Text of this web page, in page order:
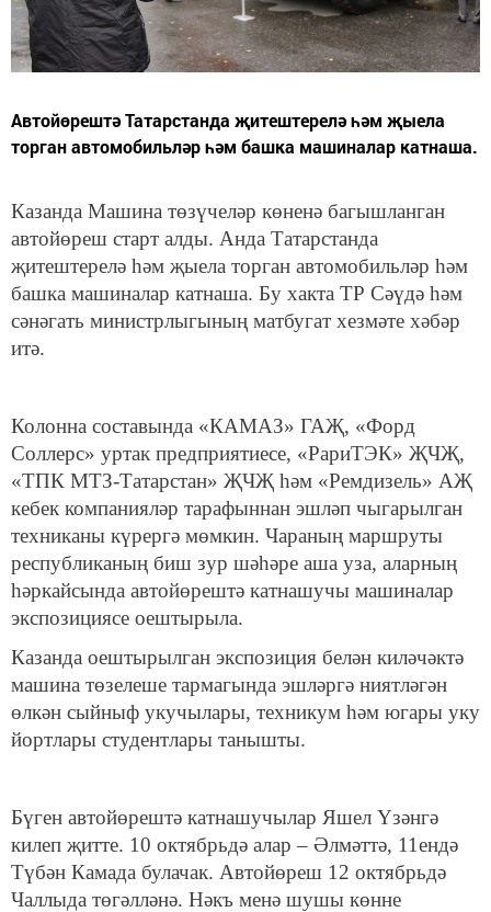
Автойөрештә Татарстанда җитештерелә һәм җыела
торган автомобильләр һәм башка машиналар катнаша.
Казанда Машина төзүчеләр көненә багышланган
автойөреш старт алды. Анда Татарстанда
җитештерелә һәм җыела торган автомобильләр һәм
башка машиналар катнаша. Бу хакта ТР Сәүдә һәм
сәнәгать министрлыгының матбугат хезмәте хәбәр
итә.
Колонна составында «КАМАЗ» ГАҖ, «Форд
Соллерс» уртак предприятиесе, «РариТЭК» ҖЧҖ,
«ТПК МТЗ-Татарстан» ҖЧҖ һәм «Ремдизель» АҖ
кебек компанияләр тарафыннан эшләп чыгарылган
техниканы күрергә мөмкин. Чараның маршруты
республиканың биш зур шәһәре аша уза, аларның
һәркайсында автойөрештә катнашучы машиналар
экспозициясе оештырыла.
Казанда оештырылган экспозиция белән киләчәктә
машина төзелеше тармагында эшләргә ниятләгән
өлкән сыйныф укучылары, техникум һәм югары уку
йортлары студентлары танышты.
Бүген автойөрештә катнашучылар Яшел Үзәнгә
килеп җитте. 10 октябрьдә алар – Әлмәттә, 11ендә
Түбән Камада булачак. Автойөреш 12 октябрьдә
Чаллыда төгәлләнә. Нәкъ менә шушы көнне